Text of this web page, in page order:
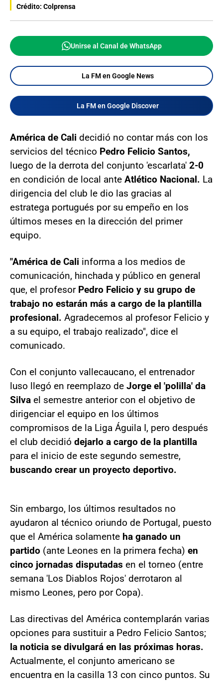
Crédito: Colprensa
Unirse al Canal de WhatsApp
La FM en Google News
La FM en Google Discover
América de Cali decidió no contar más con los
servicios del técnico Pedro Felicio Santos,
luego de la derrota del conjunto 'escarlata' 2-0
en condición de local ante Atlético Nacional. La
dirigencia del club le dio las gracias al
estratega portugués por su empeño en los
últimos meses en la dirección del primer
equipo.
"América de Cali informa a los medios de
comunicación, hinchada y público en general
que, el profesor Pedro Felicio y su grupo de
trabajo no estarán más a cargo de la plantilla
profesional. Agradecemos al profesor Felicio y
a su equipo, el trabajo realizado", dice el
comunicado.
Con el conjunto vallecaucano, el entrenador
luso llegó en reemplazo de Jorge el 'polilla' da
Silva el semestre anterior con el objetivo de
dirigenciar el equipo en los últimos
compromisos de la Liga Águila I, pero después
el club decidió dejarlo a cargo de la plantilla
para el inicio de este segundo semestre,
buscando crear un proyecto deportivo.
Sin embargo, los últimos resultados no
ayudaron al técnico oriundo de Portugal, puesto
que el América solamente ha ganado un
partido (ante Leones en la primera fecha) en
cinco jornadas disputadas en el torneo (entre
semana 'Los Diablos Rojos' derrotaron al
mismo Leones, pero por Copa).
Las directivas del América contemplarán varias
opciones para sustituir a Pedro Felicio Santos;
la noticia se divulgará en las próximas horas.
Actualmente, el conjunto americano se
encuentra en la casilla 13 con cinco puntos. Su